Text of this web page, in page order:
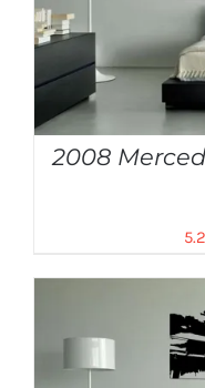
2008